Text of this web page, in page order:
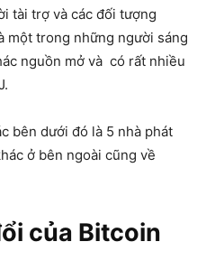
tài trợ và các đối tượng
một trong những người sáng
nguồn mở và có rất nhiều
bên dưới đó là 5 nhà phát
ở bên ngoài cũng về
của Bitcoin